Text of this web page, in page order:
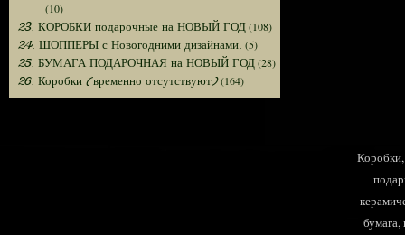
(10)
23. КОРОБКИ подарочные на НОВЫЙ ГОД(108)
24. ШОППЕРЫ с Новогодними дизайнами. (5)
25. БУМАГА ПОДАРОЧНАЯ на НОВЫЙ ГОД(28)
26. Коробки (временно отсутствуют)(164)